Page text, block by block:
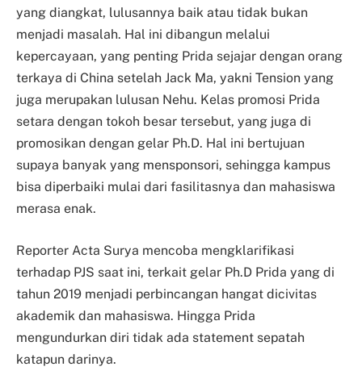
yang diangkat, lulusannya baik atau tidak bukan
menjadi masalah. Hal ini dibangun melalui
kepercayaan, yang penting Prida sejajar dengan orang
terkaya di China setelah Jack Ma, yakni Tension yang
juga merupakan lulusan Nehu. Kelas promosi Prida
setara dengan tokoh besar tersebut, yang juga di
promosikan dengan gelar Ph.D. Hal ini bertujuan
supaya banyak yang mensponsori, sehingga kampus
bisa diperbaiki mulai dari fasilitasnya dan mahasiswa
merasa enak.
Reporter Acta Surya mencoba mengklarifikasi
terhadap PJS saat ini, terkait gelar Ph.D Prida yang di
tahun 2019 menjadi perbincangan hangat dicivitas
akademik dan mahasiswa. Hingga Prida
mengundurkan diri tidak ada statement sepatah
katapun darinya.